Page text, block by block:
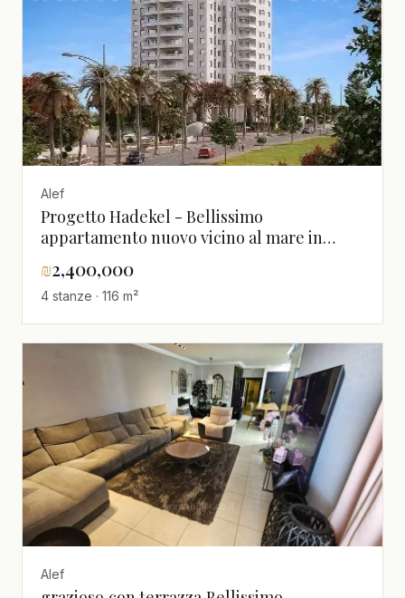
Alef
Progetto Hadekel - Bellissimo
appartamento nuovo vicino al mare in
₪2,400,000
4 stanze · 116 m²
Alef